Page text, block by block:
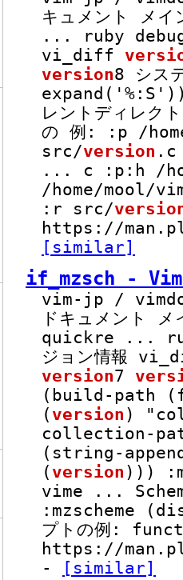
キュメント メ
...
ruby
vi_diff
version8 シス
レントディレ
の 例: :p /
src/version .c
...
c :p:h /
/home/mool/
:r src/
https://
[similar]
if_mzsch - Vim
vim-jp /
ドキュメント メ
quickre
...
ジョン情報
version7
(build-path
( version )
collection-
(string-
( version )))
vime
...
:mzscheme
プトの例:
https://
-
[similar]